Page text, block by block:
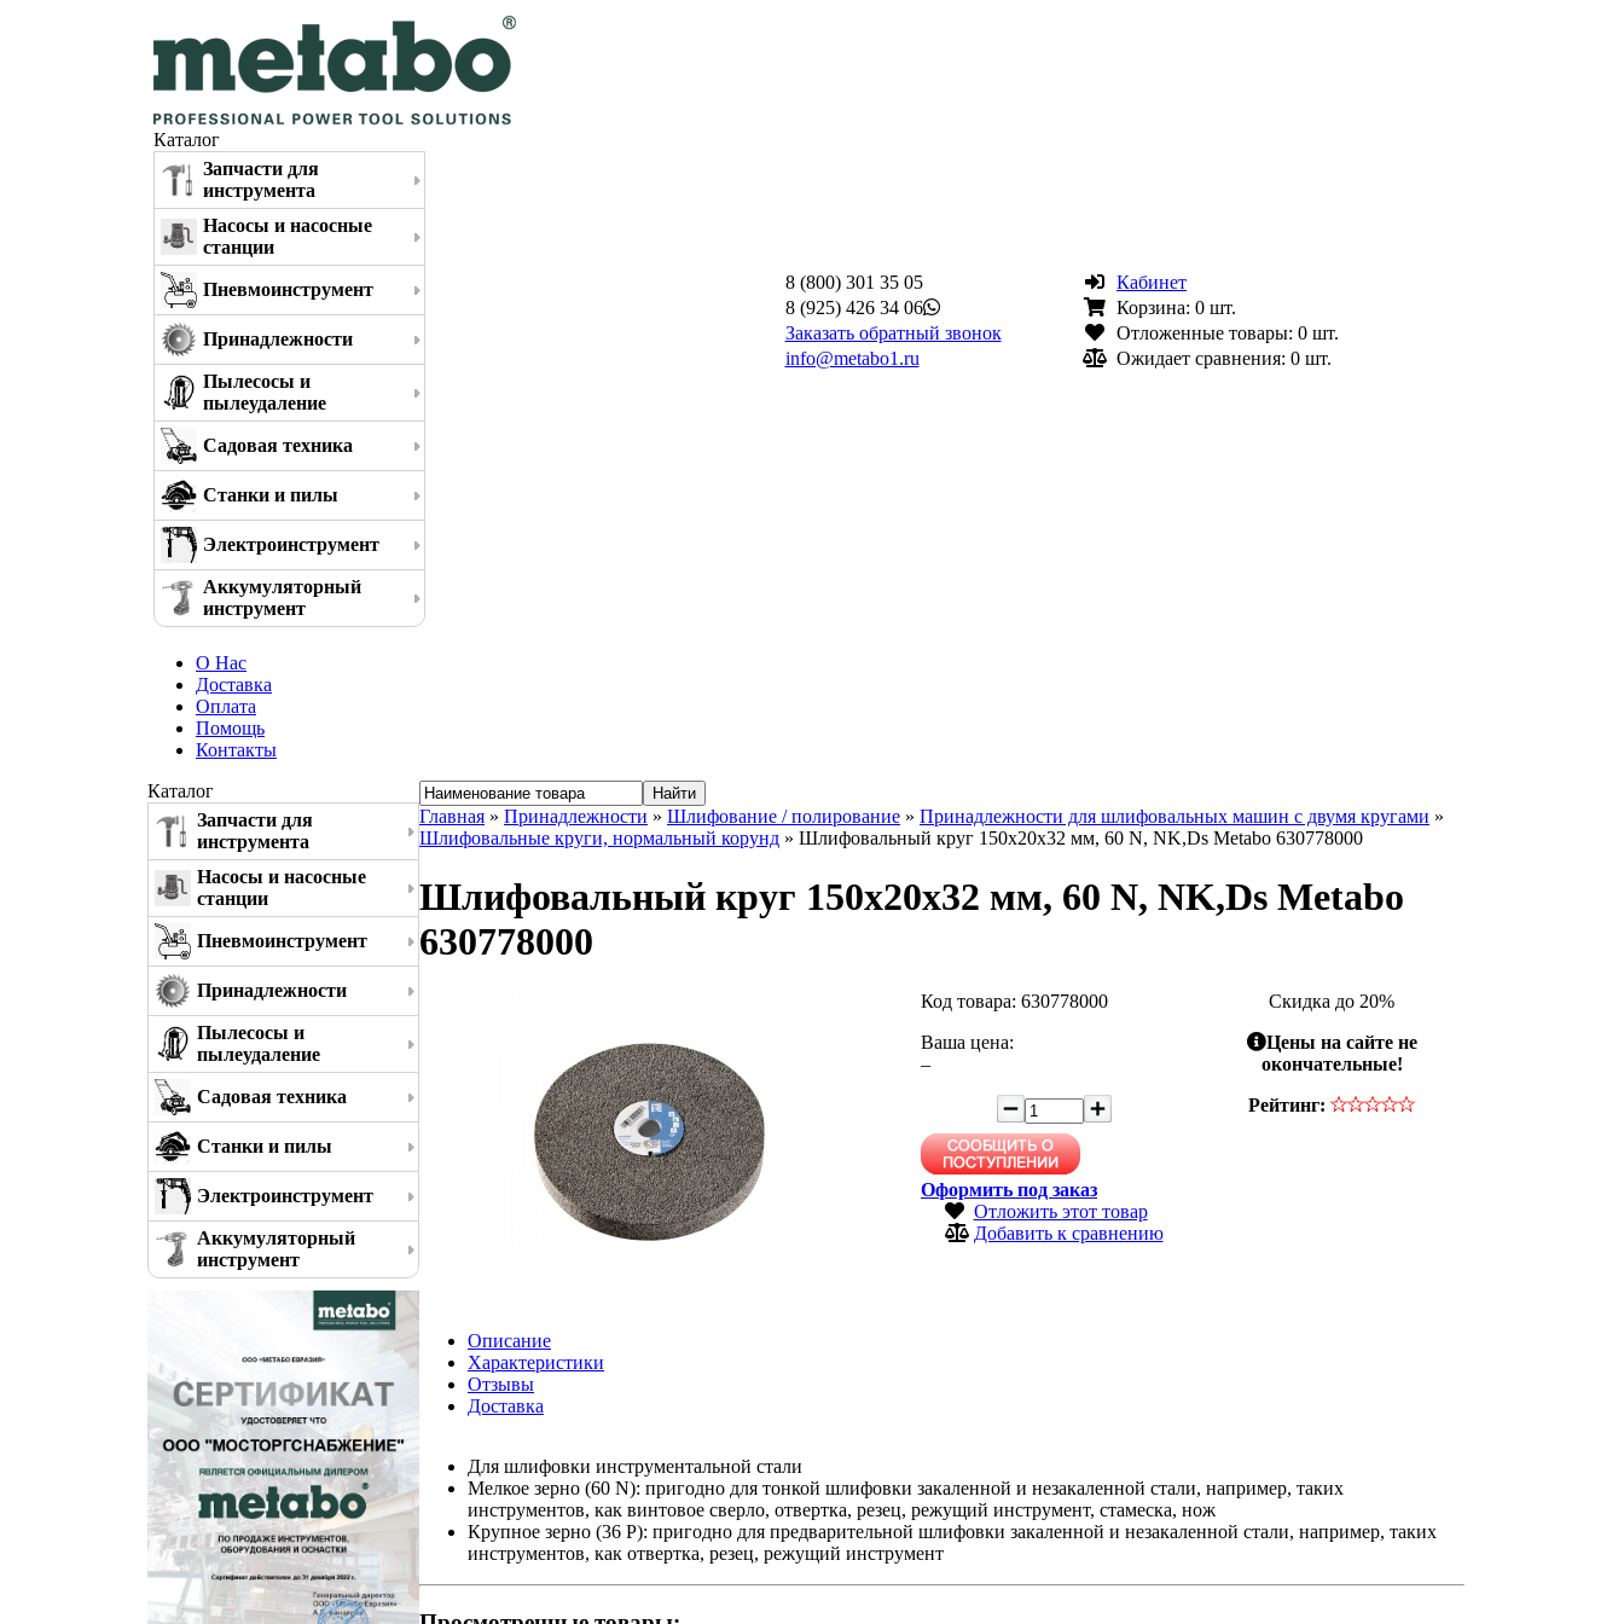
Каталог
Запчасти для
инструмента
Насосы и насосные
станции
Пневмоинструмент
Принадлежности
Пылесосы и
пылеудаление
Садовая техника
Станки и пилы
Электроинструмент
Аккумуляторный
инструмент
8 (800) 301 35 05
8 (925) 426 34 06
Заказать обратный звонок
info@metabo1.ru
Кабинет
Корзина: 0 шт.
Отложенные товары: 0 шт.
Ожидает сравнения: 0 шт.
О Нас
Доставка
Оплата
Помощь
Контакты
Каталог
Запчасти для
инструмента
Насосы и насосные
станции
Пневмоинструмент
Принадлежности
Пылесосы и
пылеудаление
Садовая техника
Станки и пилы
Электроинструмент
Аккумуляторный
инструмент
Главная » Принадлежности » Шлифование / полирование » Принадлежности для шлифовальных машин с двумя кругами »
Шлифовальные круги, нормальный корунд » Шлифовальный круг 150x20x32 мм, 60 N, NK,Ds Metabo 630778000
Шлифовальный круг 150x20x32 мм, 60 N, NK,Ds Metabo
630778000
Код товара: 630778000
Ваша цена:
–
Оформить под заказ
Отложить этот товар
Добавить к сравнению
Скидка до 20%
Цены на сайте не
окончательные!
Рейтинг:
Описание
Характеристики
Отзывы
Доставка
Для шлифовки инструментальной стали
Мелкое зерно (60 N): пригодно для тонкой шлифовки закаленной и незакаленной стали, например, таких
инструментов, как винтовое сверло, отвертка, резец, режущий инструмент, стамеска, нож
Крупное зерно (36 P): пригодно для предварительной шлифовки закаленной и незакаленной стали, например, таких
инструментов, как отвертка, резец, режущий инструмент